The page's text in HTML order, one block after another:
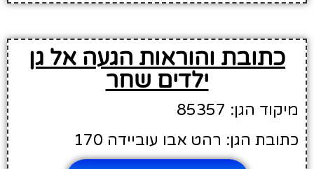
כתובת והוראות הגעה אל גן
ילדים שחר
מיקוד הגן: 85357
כתובת הגן: רהט אבו עוביידה 170